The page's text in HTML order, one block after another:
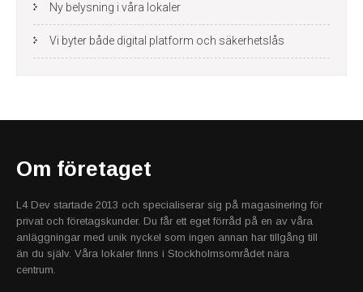
Ny belysning i våra lokaler
Vi byter både digital platform och säkerhetslås
Om företaget
L4 Dev startade 2013 och specialiserar sig på magasinering för
privat och företagskunder. Du får ett eget förråd på en av våra
anläggningar med unik nyckel som ingen annan har tillgång till
än du själv. Våra lokaler finns i Stockholmsområdet nära
centrum.